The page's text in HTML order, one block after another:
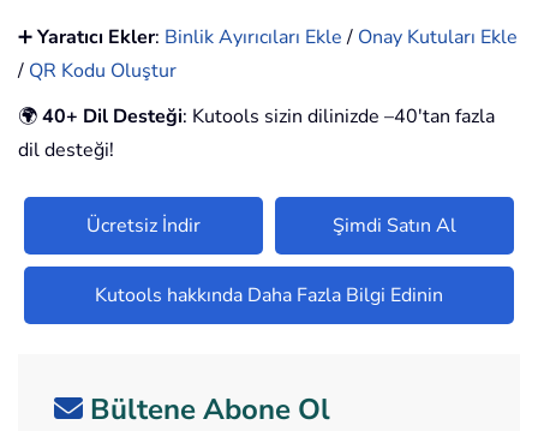
➕Yaratıcı Ekler: Binlik Ayırıcıları Ekle/ Onay Kutuları Ekle
/ QR Kodu Oluştur
🌍40+ Dil Desteği: Kutools sizin dilinizde –40'tan fazla
dil desteği!
Ücretsiz İndir Şimdi Satın Al
Kutools hakkında Daha Fazla Bilgi Edinin
Bültene Abone Ol